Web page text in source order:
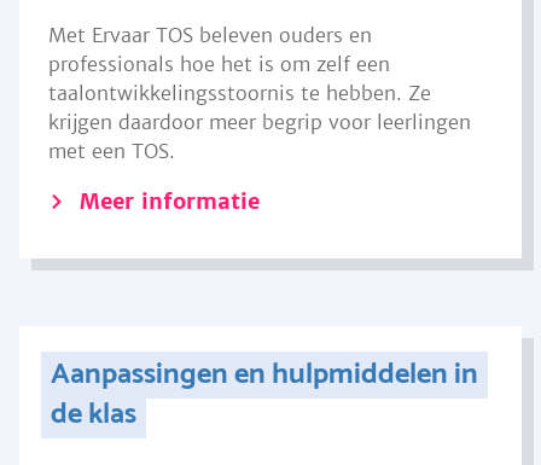
Met Ervaar TOS beleven ouders en
professionals hoe het is om zelf een
taalontwikkelingsstoornis te hebben. Ze
krijgen daardoor meer begrip voor leerlingen
met een TOS.
Meer informatie
Aanpassingen en hulpmiddelen in
de klas